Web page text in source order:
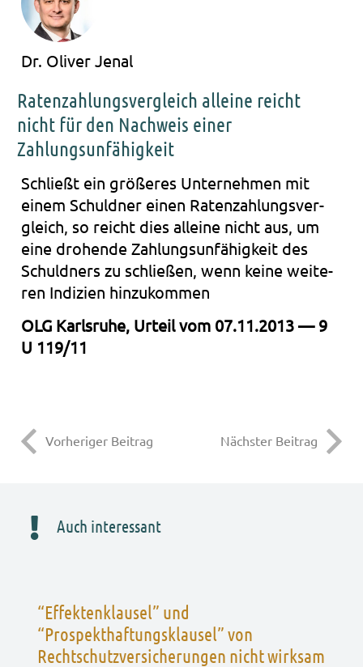
Dr. Oliver Jenal
Ratenzahlungsvergleich alleine reicht
nicht für den Nachweis einer
Zahlungsunfähigkeit
Schließt ein grö­ße­res Unter­neh­men mit
einem Schuld­ner einen Raten­zah­lungs­ver­
gleich, so reicht dies allei­ne nicht aus, um
eine dro­hen­de Zah­lungs­un­fä­hig­keit des
Schuld­ners zu schlie­ßen, wenn keine wei­te­
ren Indi­zi­en hin­zu­kom­men
OLG Karls­ru­he, Urteil vom 07.11.2013 — 9
U 119/11
Vorheriger Beitrag Nächster Beitrag
Auch interessant
“Effektenklausel” und
“Prospekthaftungsklausel” von
Rechtschutzversicherungen nicht wirksam